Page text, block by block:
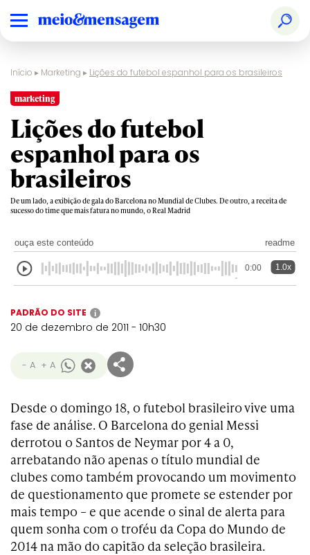
Início ▸ Marketing ▸ Lições do futebol espanhol para os brasileiros
marketing
Lições do futebol
espanhol para os
brasileiros
De um lado, a exibição de gala do Barcelona no Mundial de Clubes. De outro, a receita de
sucesso do time que mais fatura no mundo, o Real Madrid
ouça este conteúdo readme
0:00 1.0x
PADRÃO DO SITE i
20 de dezembro de 2011 - 10h30
- A + A
Desde o domingo 18, o futebol brasileiro vive uma
fase de análise. O Barcelona do genial Messi
derrotou o Santos de Neymar por 4 a 0,
arrebatando não apenas o título mundial de
clubes como também provocando um movimento
de questionamento que promete se estender por
mais tempo – e que acende o sinal de alerta para
quem sonha com o troféu da Copa do Mundo de
2014 na mão do capitão da seleção brasileira.